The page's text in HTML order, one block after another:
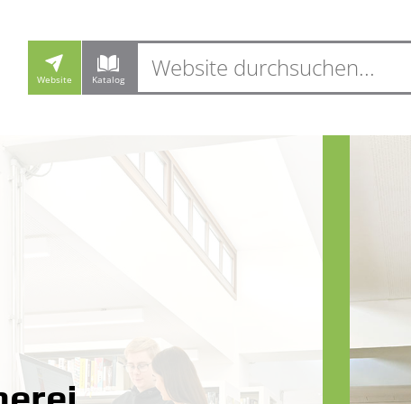
Website Katalog